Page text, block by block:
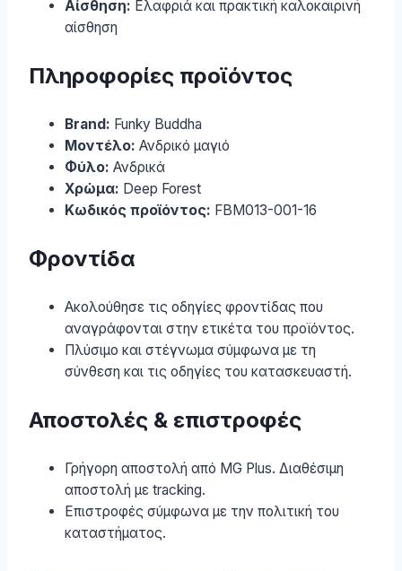
Αίσθηση: Ελαφριά και πρακτική καλοκαιρινή
αίσθηση
Πληροφορίες προϊόντος
Brand: Funky Buddha
Μοντέλο: Ανδρικό μαγιό
Φύλο: Ανδρικά
Χρώμα: Deep Forest
Κωδικός προϊόντος: FBM013-001-16
Φροντίδα
Ακολούθησε τις οδηγίες φροντίδας που
αναγράφονται στην ετικέτα του προϊόντος.
Πλύσιμο και στέγνωμα σύμφωνα με τη
σύνθεση και τις οδηγίες του κατασκευαστή.
Αποστολές & επιστροφές
Γρήγορη αποστολή από MG Plus. Διαθέσιμη
αποστολή με tracking.
Επιστροφές σύμφωνα με την πολιτική του
καταστήματος.